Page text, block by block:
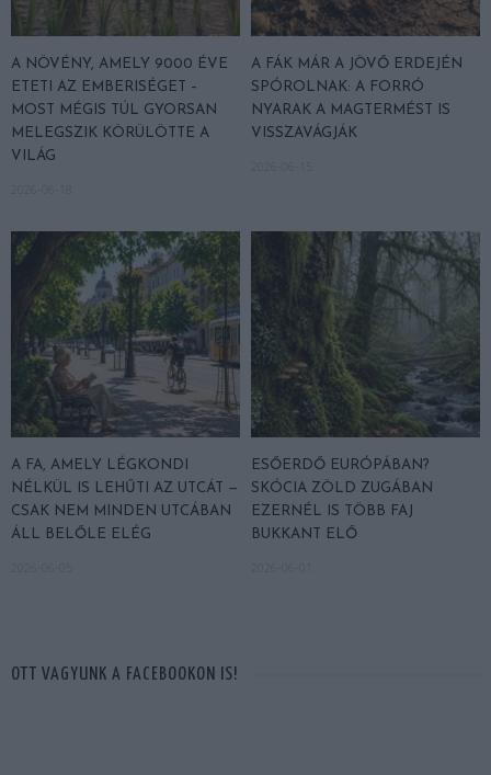
A NÖVÉNY, AMELY 9000 ÉVE
ETETI AZ EMBERISÉGET –
MOST MÉGIS TÚL GYORSAN
MELEGSZIK KÖRÜLÖTTE A
VILÁG
A FÁK MÁR A JÖVŐ ERDEJÉN
SPÓROLNAK: A FORRÓ
NYARAK A MAGTERMÉST IS
VISSZAVÁGJÁK
A FA, AMELY LÉGKONDI
NÉLKÜL IS LEHŰTI AZ UTCÁT —
CSAK NEM MINDEN UTCÁBAN
ÁLL BELŐLE ELÉG
ESŐERDŐ EURÓPÁBAN?
SKÓCIA ZÖLD ZUGÁBAN
EZERNÉL IS TÖBB FAJ
BUKKANT ELŐ
OTT VAGYUNK A FACEBOOKON IS!